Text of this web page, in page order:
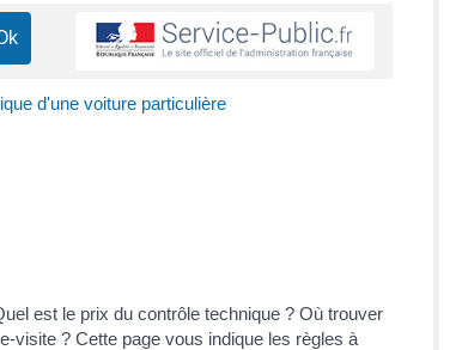
d'une voiture particulière
est le prix du contrôle technique ? Où trouver
visite ? Cette page vous indique les règles à